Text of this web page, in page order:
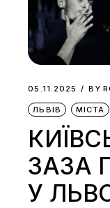
05.11.2025 BY
ЛЬВІВ МІСТА
ЗАЗА
У